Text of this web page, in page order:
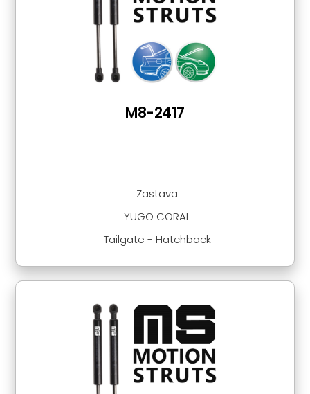
Zastava
YUGO CORAL
Tailgate - Hatchback
M8-2417